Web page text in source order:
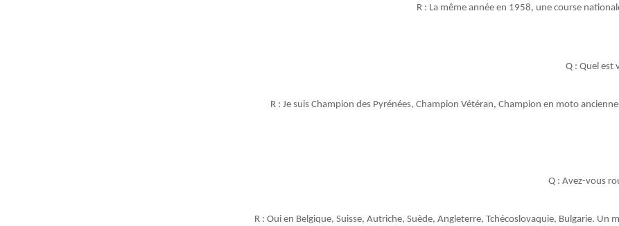
R : La même année en 1958, une course
Q : Quel est
R : Je suis Champion des Pyrénées, Champion Vétéran, Champion en moto
Q : Avez-vous
R : Oui en Belgique, Suisse, Autriche, Suède, Angleterre, Tchécoslovaquie, Bulgarie. Un